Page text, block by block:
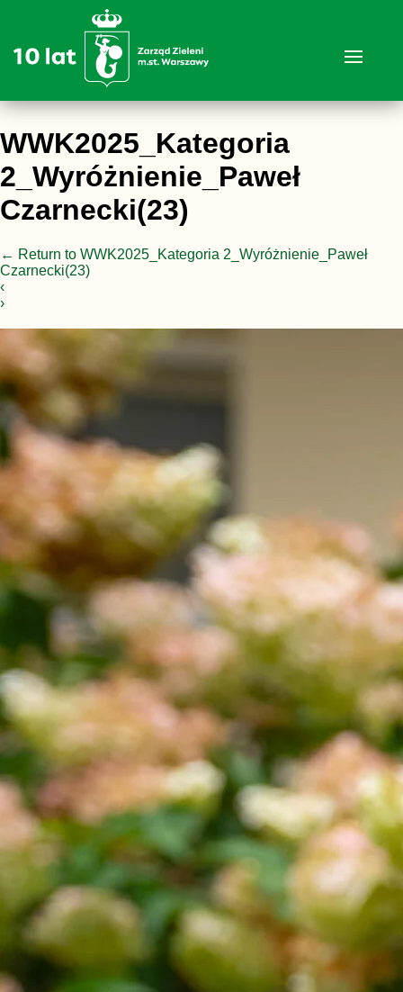
WWK2025_Kategoria
2_Wyróżnienie_Paweł
Czarnecki(23)
← Return to WWK2025_Kategoria 2_Wyróżnienie_Paweł
Czarnecki(23)
‹
›